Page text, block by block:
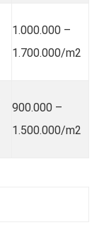
1.000.000 –
1.700.000/m2
900.000 –
1.500.000/m2